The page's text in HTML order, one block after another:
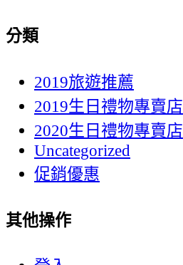
分類
2019旅遊推薦
2019生日禮物專賣店
2020生日禮物專賣店
Uncategorized
促銷優惠
其他操作